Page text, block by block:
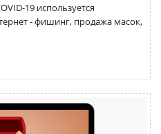
19 используется
- фишинг, продажа масок,